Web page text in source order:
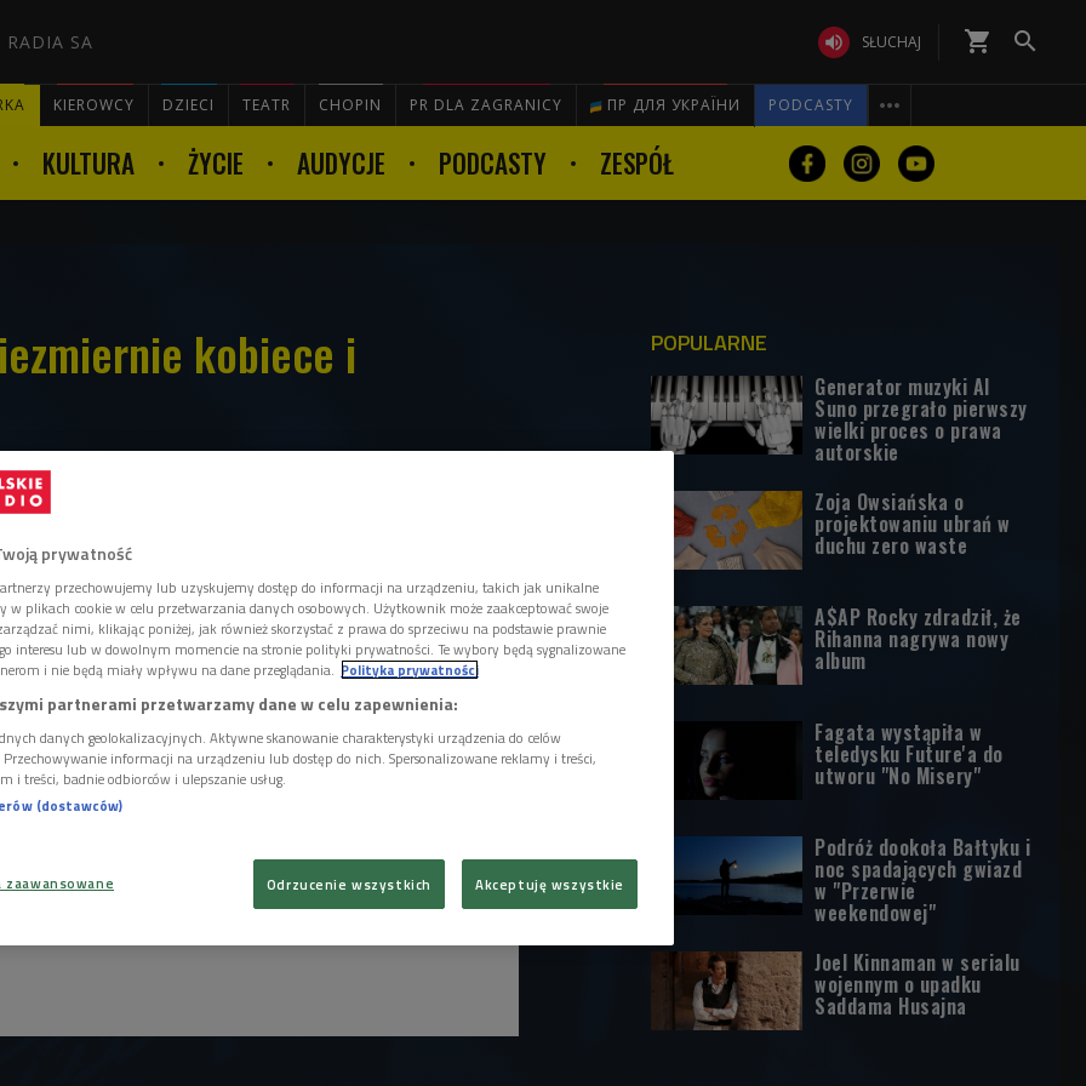
RADIA SA  SŁUCHAJ shopping_cart 
KIEROWCY DZIECI TEATR CHOPIN PR DLA ZAGRANICY ПР ДЛЯ УКРАЇНИ PODCASTY 

KULTURA ŻYCIE AUDYCJE PODCASTY ZESPÓŁ
kobiece i
opowiadały w "Stacji Kultura" o
płycie.
POPULARNE
Generator muzyki AI
Suno przegrało pierwszy
wielki proces o prawa
autorskie
Zoja Owsiańska o
projektowaniu ubrań w
duchu zero waste
A$AP Rocky zdradził, że
Rihanna nagrywa nowy
album
Fagata wystąpiła w
teledysku Future'a do
utworu "No Misery"
Podróż dookoła Bałtyku i
noc spadających gwiazd
w "Przerwie
weekendowej"
Joel Kinnaman w serialu
wojennym o upadku
Saddama Husajna
prywatność
przechowujemy lub uzyskujemy dostęp do informacji na urządzeniu, takich jak unikalne
w plikach cookie w celu przetwarzania danych osobowych. Użytkownik może zaakceptować swoje
nimi, klikając poniżej, jak również skorzystać z prawa do sprzeciwu na podstawie prawnie
interesu lub w dowolnym momencie na stronie polityki prywatności. Te wybory będą sygnalizowane
i nie będą miały wpływu na dane przeglądania. Polityka prywatności
partnerami przetwarzamy dane w celu zapewnienia:
danych geolokalizacyjnych. Aktywne skanowanie charakterystyki urządzenia do celów
informacji na urządzeniu lub dostęp do nich. Spersonalizowane reklamy i treści,
i treści, badnie odbiorców i ulepszanie usług.
(dostawców)
Odrzucenie wszystkich Akceptuję wszystkie